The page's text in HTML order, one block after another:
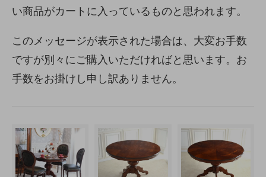
い商品がカートに入っているものと思われます。
このメッセージが表示された場合は、大変お手数
ですが別々にご購入いただければと思います。お
手数をお掛けし申し訳ありません。